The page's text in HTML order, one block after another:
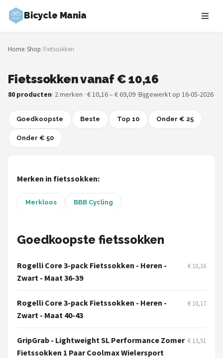
Bicycle Mania
Zoeken
NAVIGATIE
Merken
Blog
Fietsroutes
Stadsfietsen
Mountainbikes
Shop
POPULAIRE MERKEN
Basil
Volare
ABUS
Home/Shop/Fietssokken
Fietssokken vanaf € 10,16
80 producten· 2 merken · € 10,16 – € 69,09 ·Bijgewerkt op 16-05-2026
Goedkoopste Beste Top 10 Onder € 25
Onder € 50
Merken in fietssokken:
Merkloos BBB Cycling
Goedkoopste fietssokken
Rogelli Core 3-pack Fietssokken - Heren -
Zwart - Maat 36-39
€ 10,16
Rogelli Core 3-pack Fietssokken - Heren -
Zwart - Maat 40-43
€ 10,17
GripGrab - Lightweight SL Performance Zomer
Fietssokken 1 Paar Coolmax Wielersport
€ 13,51